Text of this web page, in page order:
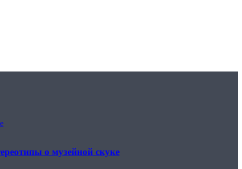
о музейной скуке